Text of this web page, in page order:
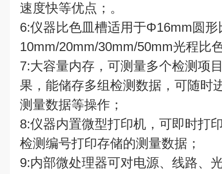
速度快等优点；。
6:仪器比色皿槽适用于Φ16mm圆形
10mm/20mm/30mm/50mm光程比
7:大容量内存，可测量多个检测项
果，能储存多组检测数据，可随时
测量数据等操作；
8:仪器内置微型打印机，可即时打
检测编号打印存储的测量数据；
9:内部微处理器可对电源、线路、